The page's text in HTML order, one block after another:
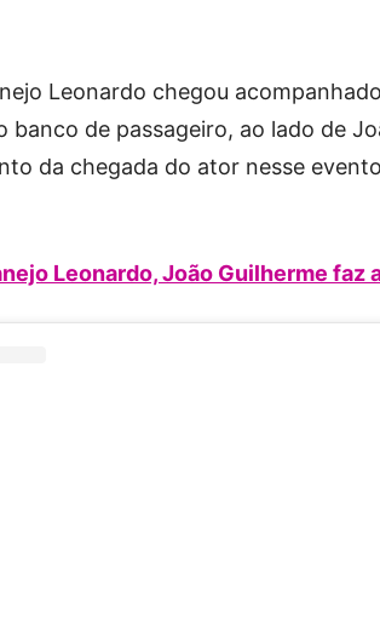
Leonardo chegou
banco de passageiro, ao lado de
da chegada do ator nesse
Leonardo, João Guilherme faz